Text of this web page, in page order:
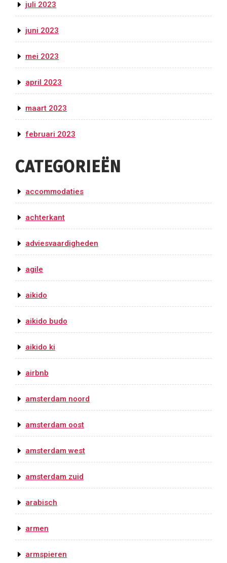
juli 2023
juni 2023
mei 2023
april 2023
maart 2023
februari 2023
CATEGORIEËN
accommodaties
achterkant
adviesvaardigheden
agile
aikido
aikido budo
aikido ki
airbnb
amsterdam noord
amsterdam oost
amsterdam west
amsterdam zuid
arabisch
armen
armspieren